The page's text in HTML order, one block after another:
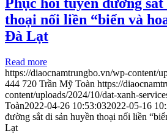
Phục hồi tuyến đường sắt
thoại nối liền “biển và
Đà Lạt
Read more
https://diaocnamtrungbo.vn/wp-content/
444 720 Trần Mỹ Toàn https://
content/uploads/2024/10/dat-xanh-
Toàn2022-04-26 10:53:032022-05-16
đường sắt di sản huyền thoại nối liền
Lạt